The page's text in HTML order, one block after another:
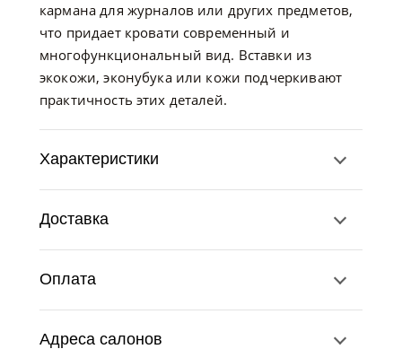
кармана для журналов или других предметов,
что придает кровати современный и
многофункциональный вид. Вставки из
экокожи, эконубука или кожи подчеркивают
практичность этих деталей.
Характеристики
Доставка
Оплата
Адреса салонов